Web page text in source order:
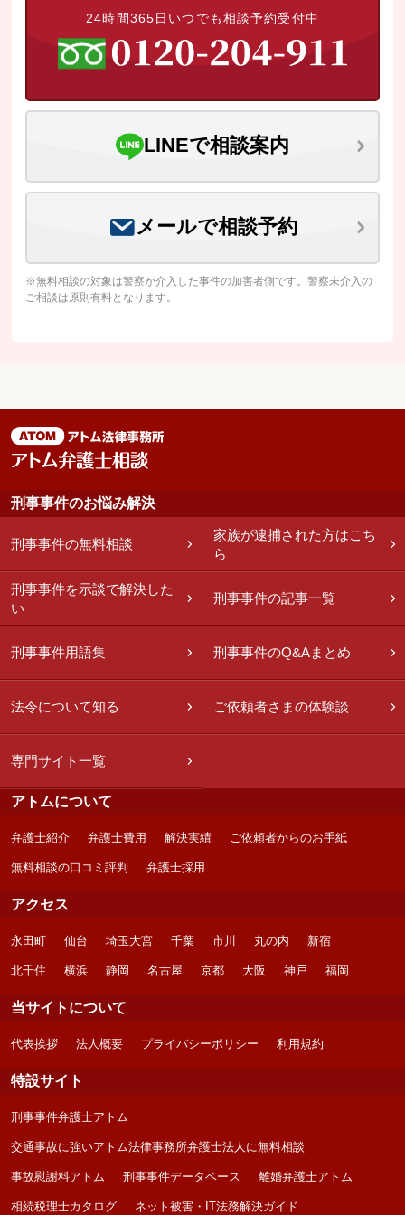
24時間365日いつでも相談予約受付中
LINEで相談案内
メールで相談予約
※無料相談の対象は警察が介入した事件の加害者側です。警察未介入の
ご相談は原則有料となります。
刑事事件のお悩み解決
刑事事件の無料相談
家族が逮捕された方はこち
ら
刑事事件を示談で解決した
い
刑事事件の記事一覧
刑事事件用語集 刑事事件のQ&Aまとめ
法令について知る ご依頼者さまの体験談
専門サイト一覧
アトムについて
弁護士紹介 弁護士費用 解決実績 ご依頼者からのお手紙
無料相談の口コミ評判 弁護士採用
アクセス
永田町 仙台 埼玉大宮 千葉 市川 丸の内 新宿
北千住 横浜 静岡 名古屋 京都 大阪 神戸 福岡
当サイトについて
代表挨拶 法人概要 プライバシーポリシー 利用規約
特設サイト
刑事事件弁護士アトム
交通事故に強いアトム法律事務所弁護士法人に無料相談
事故慰謝料アトム 刑事事件データベース 離婚弁護士アトム
相続税理士カタログ ネット被害・IT法務解決ガイド